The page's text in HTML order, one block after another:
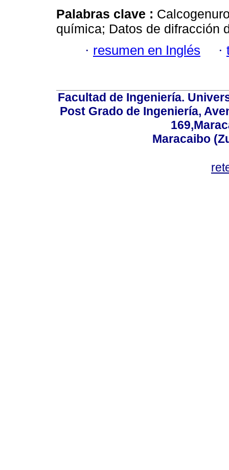
Palabras clave :
química; Datos de difracción
· resumen en Inglés ·
Facultad de Ingeniería.
Post Grado de Ingeniería,
Maracaibo